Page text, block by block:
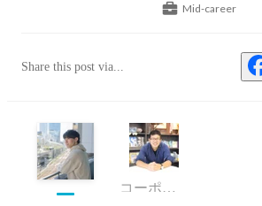
Mid-career
Share this post via...
コーポレート部・部長